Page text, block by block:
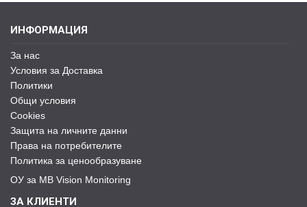
ИНФОРМАЦИЯ
За нас
Условия за Доставка
Политики
Общи условия
Cookies
Защита на личните данни
Права на потребителите
Политика за ценообразуване
ОУ за MB Vision Monitoring
ЗА КЛИЕНТИ